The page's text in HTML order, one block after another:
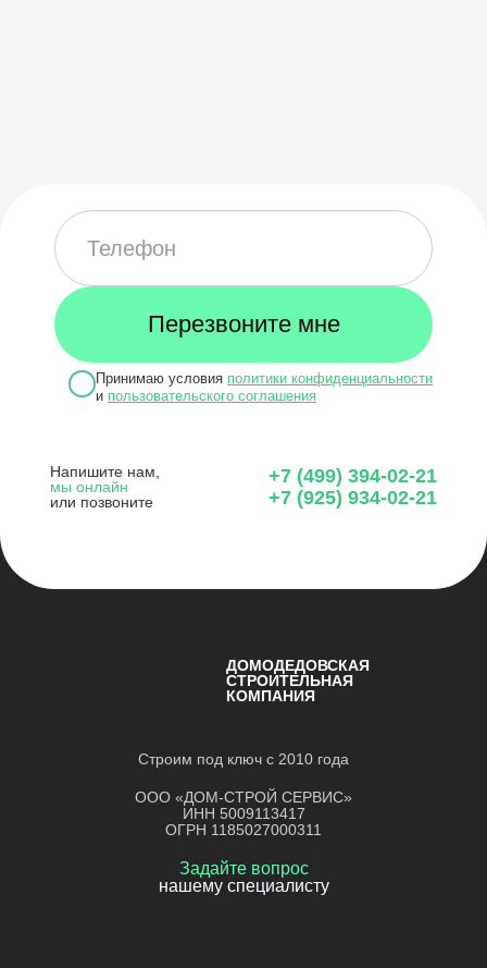
Принимаю условия политики конфиденциальности
и пользовательского соглашения
Напишите нам,
мы онлайн
или позвоните
+7 (499) 394-02-21
+7 (925) 934-02-21
ДОМОДЕДОВСКАЯ
СТРОИТЕЛЬНАЯ
КОМПАНИЯ
Строим под ключ с 2010 года
ООО «ДОМ-СТРОЙ СЕРВИС»
ИНН 5009113417
ОГРН 1185027000311
Задайте вопрос
нашему специалисту